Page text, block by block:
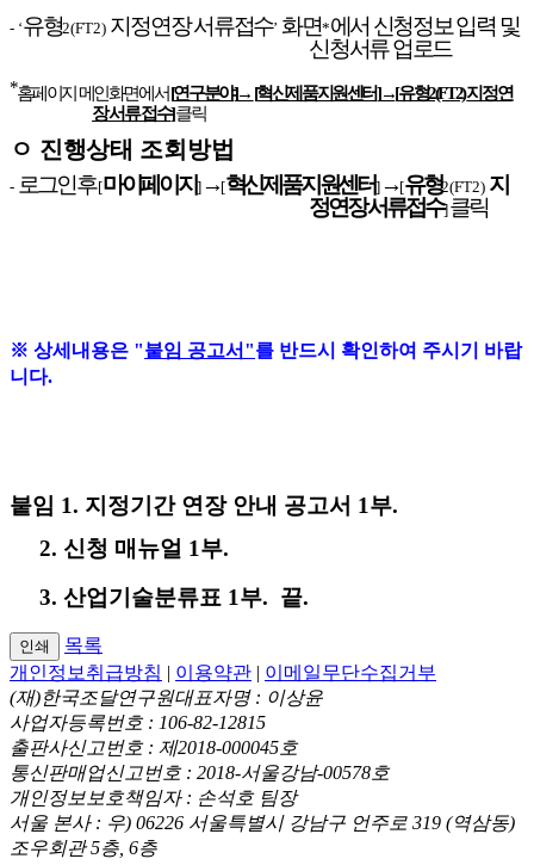
- ‘유형2(FT2) 지정연장 서류접수’ 화면*에서 신청정보 입력 및
신청서류 업로드
*홈페이지 메인화면에서[연구분야]→ [혁신제품지원센터]→[유형2(FT2)지정연
장 서류 접수]클릭
ㅇ 진행상태 조회방법
- 로그인 후[마이페이지 ]→[혁신제품지원센터] →[유형2(FT2) 지
정연장 서류접수]클릭
※ 상세내용은 "붙임 공고서"를 반드시 확인하여 주시기 바랍
니다.
붙임 1. 지정기간 연장 안내 공고서 1부.
2. 신청 매뉴얼 1부.
3. 산업기술분류표 1부. 끝.
인쇄
목록
개인정보취급방침 | 이용약관 | 이메일무단수집거부
(재)한국조달연구원대표자명 : 이상윤
사업자등록번호 : 106-82-12815
출판사신고번호 : 제2018-000045호
통신판매업신고번호 : 2018-서울강남-00578호
개인정보보호책임자 : 손석호 팀장
서울 본사 : 우) 06226 서울특별시 강남구 언주로 319 (역삼동)
조우회관 5층, 6층